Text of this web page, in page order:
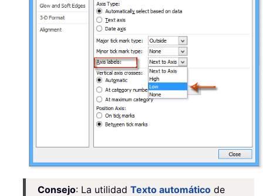
Consejo: La utilidad Texto automático de